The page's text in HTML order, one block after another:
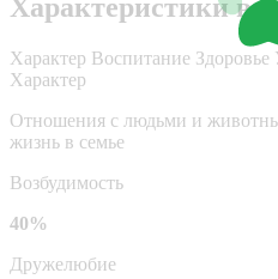
Характеристики в
Характер Воспитание Здоровье
Характер
Отношения с людьми и
жизнь в семье
Возбудимость
40%
Дружелюбие